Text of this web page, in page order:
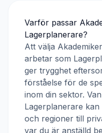
Varför passar
Lagerplanerare?
Att välja
arbetar som
ger trygghet
förståelse för de
inom din sektor.
Lagerplanerare
och regioner till
var du är anställd